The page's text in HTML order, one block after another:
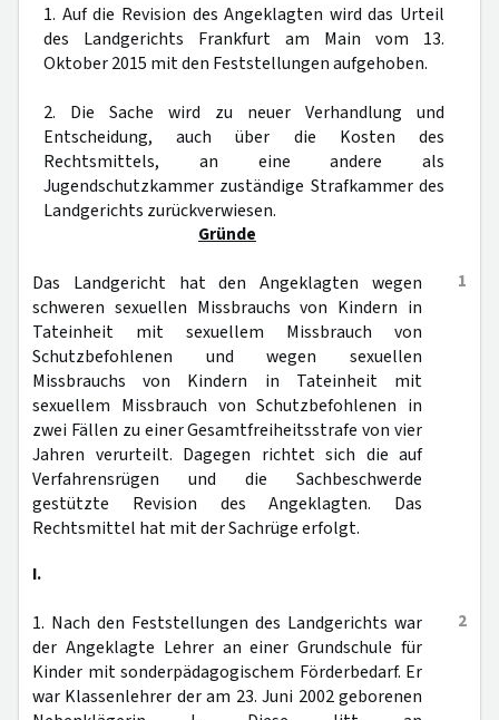
1. Auf die Revision des Angeklagten wird das Urteil
des Landgerichts Frankfurt am Main vom 13.
Oktober 2015 mit den Feststellungen aufgehoben.
2. Die Sache wird zu neuer Verhandlung und
Entscheidung, auch über die Kosten des
Rechtsmittels, an eine andere als
Jugendschutzkammer zuständige Strafkammer des
Landgerichts zurückverwiesen.
Gründe
1
Das Landgericht hat den Angeklagten wegen
schweren sexuellen Missbrauchs von Kindern in
Tateinheit mit sexuellem Missbrauch von
Schutzbefohlenen und wegen sexuellen
Missbrauchs von Kindern in Tateinheit mit
sexuellem Missbrauch von Schutzbefohlenen in
zwei Fällen zu einer Gesamtfreiheitsstrafe von vier
Jahren verurteilt. Dagegen richtet sich die auf
Verfahrensrügen und die Sachbeschwerde
gestützte Revision des Angeklagten. Das
Rechtsmittel hat mit der Sachrüge erfolgt.
I.
2
1. Nach den Feststellungen des Landgerichts war
der Angeklagte Lehrer an einer Grundschule für
Kinder mit sonderpädagogischem Förderbedarf. Er
war Klassenlehrer der am 23. Juni 2002 geborenen